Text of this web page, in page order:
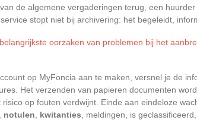
de algemene vergaderingen terug, een
stopt niet bij archivering: het begeleidt,
oorzaken van problemen bij het
op MyFoncia aan te maken, versnel je de
Het verzenden van papieren documenten
op fouten verdwijnt. Einde aan eindeloze
notulen kwitanties , meldingen, is